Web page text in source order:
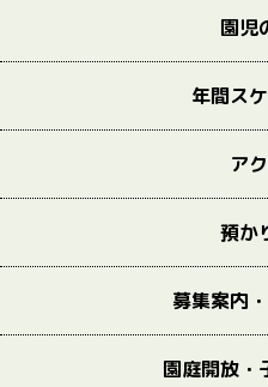
園児
年間ス
ア
預か
募集案内
園庭開放・